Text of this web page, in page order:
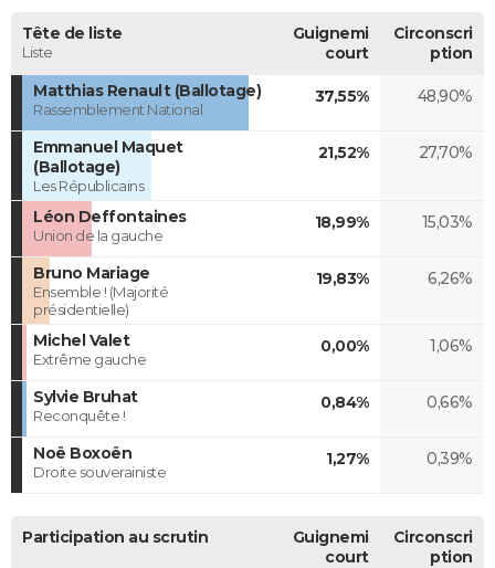
Tête de liste
Liste
Guignemi
court
Circonscri
ption
Matthias Renault (Ballotage)
Rassemblement National
37,55% 48,90%
Emmanuel Maquet
(Ballotage)
Les Républicains
21,52% 27,70%
Léon Deffontaines
Union de la gauche
18,99% 15,03%
Bruno Mariage
Ensemble ! (Majorité
présidentielle)
19,83% 6,26%
Michel Valet
Extrême gauche
0,00% 1,06%
Sylvie Bruhat
Reconquête !
0,84% 0,66%
Noë Boxoën
Droite souverainiste
1,27% 0,39%
Participation au scrutin
Guignemi
court
Circonscri
ption